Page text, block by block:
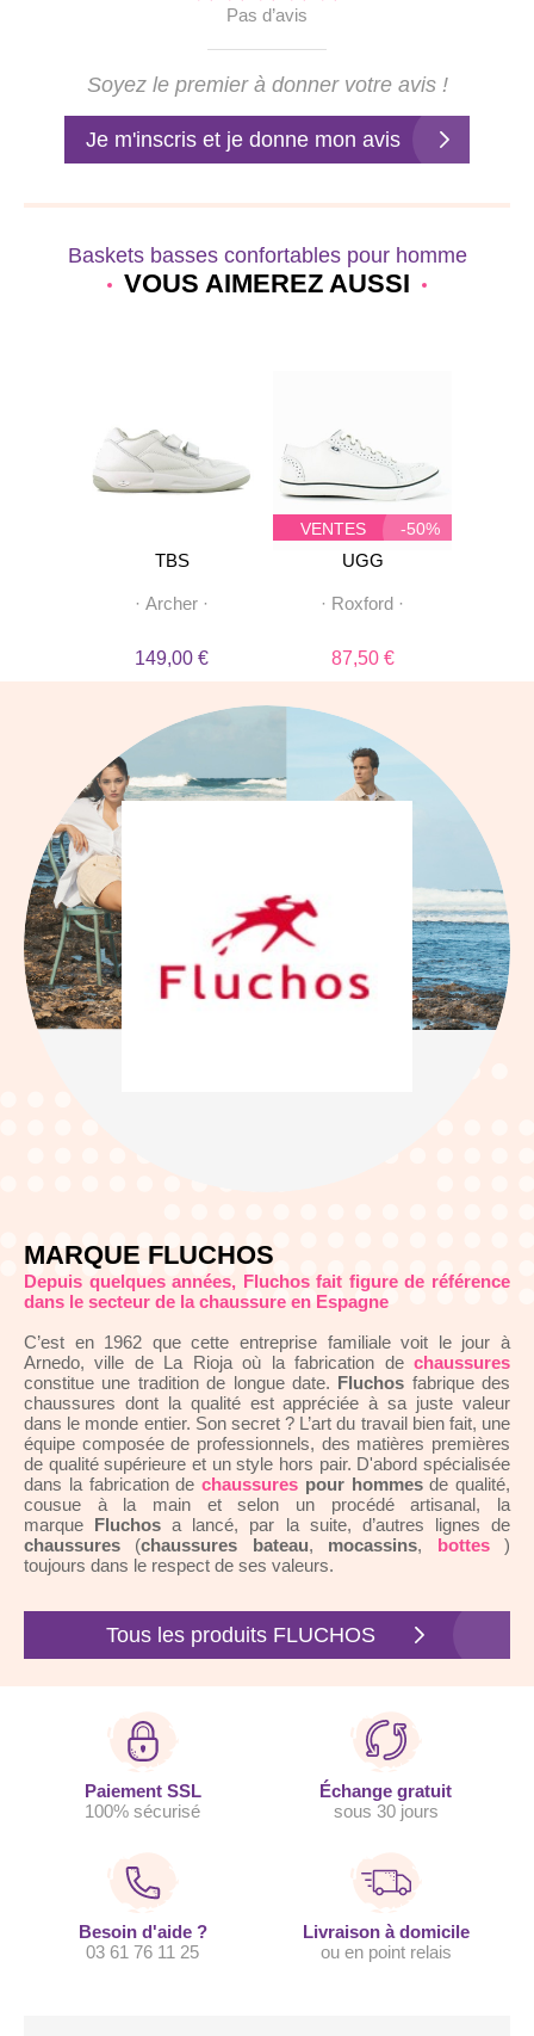
Pas d’avis
Soyez le premier à donner votre avis !
Je m'inscris et je donne mon avis
Baskets basses confortables pour homme
VOUS AIMEREZ AUSSI
TBS
· Archer ·
149,00 €
VENTES
PRIVEES
-50%
UGG
· Roxford ·
87,50 €
MARQUE FLUCHOS
Depuis quelques années, Fluchos fait figure de référence
dans le secteur de la chaussure en Espagne
C’est en 1962 que cette entreprise familiale voit le jour à
Arnedo, ville de La Rioja où la fabrication de chaussures
constitue une tradition de longue date. Fluchos fabrique des
chaussures dont la qualité est appréciée à sa juste valeur
dans le monde entier. Son secret ? L’art du travail bien fait, une
équipe composée de professionnels, des matières premières
de qualité supérieure et un style hors pair. D'abord spécialisée
dans la fabrication de chaussures pour hommesde qualité,
cousue à la main et selon un procédé artisanal, la
marque Fluchos a lancé, par la suite, d’autres lignes de
chaussures (chaussures bateau, mocassins, bottes)
toujours dans le respect de ses valeurs.
Tous les produits FLUCHOS
Paiement SSL
100% sécurisé
Échange gratuit
sous 30 jours
Besoin d'aide ?
03 61 76 11 25
Livraison à domicile
ou en point relais